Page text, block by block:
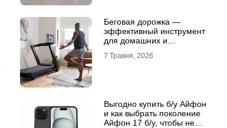
Беговая дорожка —
эффективный инструмент
для домашних и
тренировок
7 Травня, 2026
Выгодно купить б/у Айфон
и как выбрать поколение
Айфон 17 б/у, чтобы не